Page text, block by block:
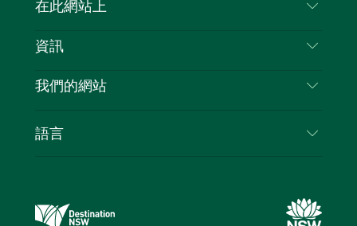
喳
隱私
Cookie 通知
在此網站上
目的地
新南威爾斯州公路旅行
活動
資訊
旅行資訊
新南威爾斯的商業
我們的網站
語言